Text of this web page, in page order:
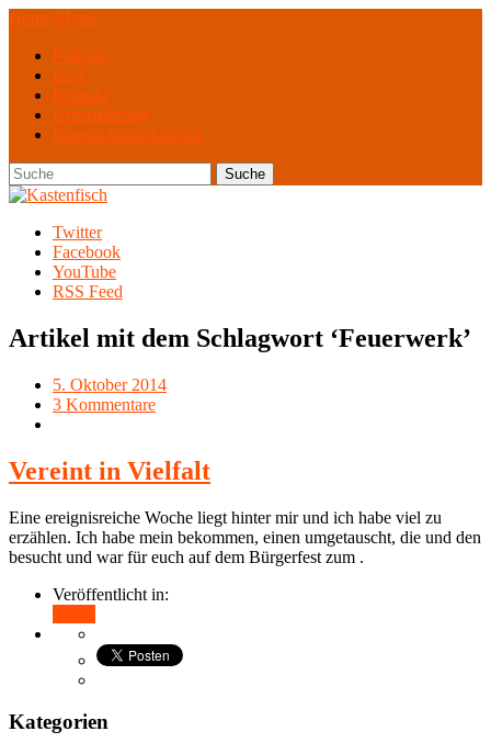
Home Menü
Podcast
Blog
Kontakt
Unterstützung
Datenschutzerklärung
Twitter
Facebook
YouTube
RSS Feed
Artikel mit dem Schlagwort ‘Feuerwerk’
5. Oktober 2014
3 Kommentare
Vereint in Vielfalt
Eine ereignisreiche Woche liegt hinter mir und ich habe viel zu
erzählen. Ich habe mein bekommen, einen umgetauscht, die und den
besucht und war für euch auf dem Bürgerfest zum .
Veröffentlicht in:
Kategorien